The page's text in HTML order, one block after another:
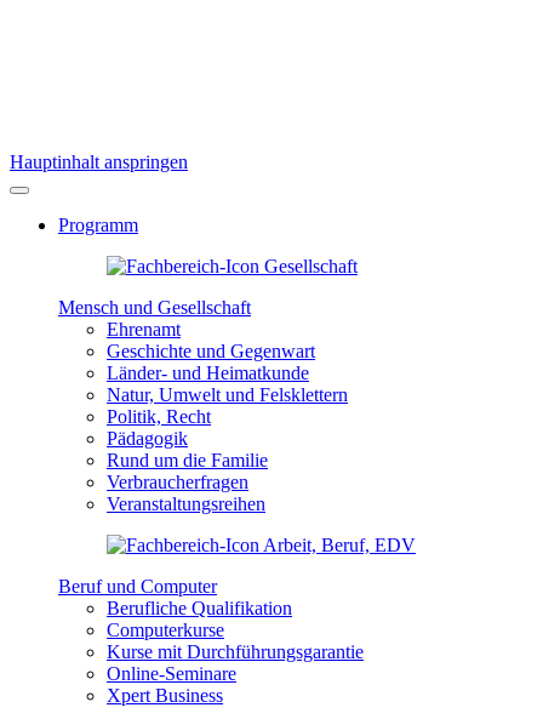
Hauptinhalt anspringen
Programm
Mensch und Gesellschaft
Ehrenamt
Geschichte und Gegenwart
Länder- und Heimatkunde
Natur, Umwelt und Felsklettern
Politik, Recht
Pädagogik
Rund um die Familie
Verbraucherfragen
Veranstaltungsreihen
Beruf und Computer
Berufliche Qualifikation
Computerkurse
Kurse mit Durchführungsgarantie
Online-Seminare
Xpert Business